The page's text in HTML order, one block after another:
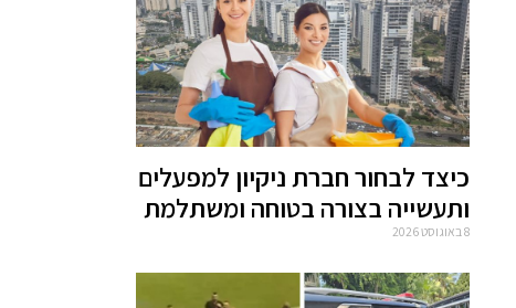
כיצד לבחור חברת ניקיון למפעלים
ותעשייה בצורה בטוחה ומשתלמת
8 באוגוסט 2026